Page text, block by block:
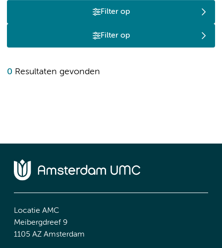
Filter op
Filter op
0 Resultaten gevonden
Locatie AMC
Meibergdreef 9
1105 AZ Amsterdam